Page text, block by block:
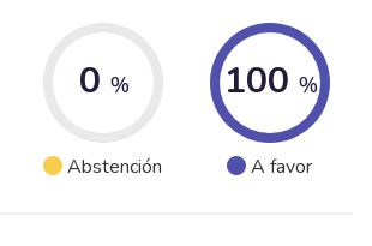
0 %
Abstención
100 %
A favor